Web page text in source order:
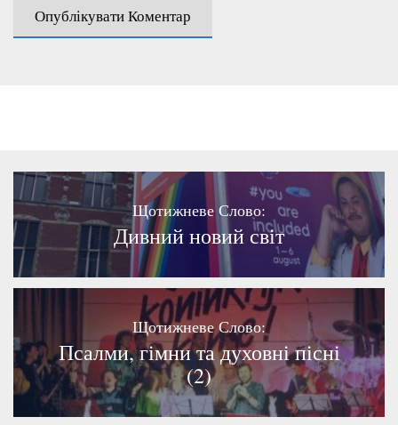
Щотижневе Слово:
Дивний новий світ
Щотижневе Слово:
Псалми, гімни та духовні пісні
(2)